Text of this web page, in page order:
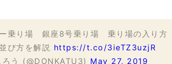
ー乗り場 銀座8号乗り場 乗り場の入り方
び方を解説 https://t.co/3ieTZ3uzjR
う (@DONKATU3) May 27, 2019